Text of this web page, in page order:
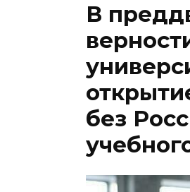
В
без